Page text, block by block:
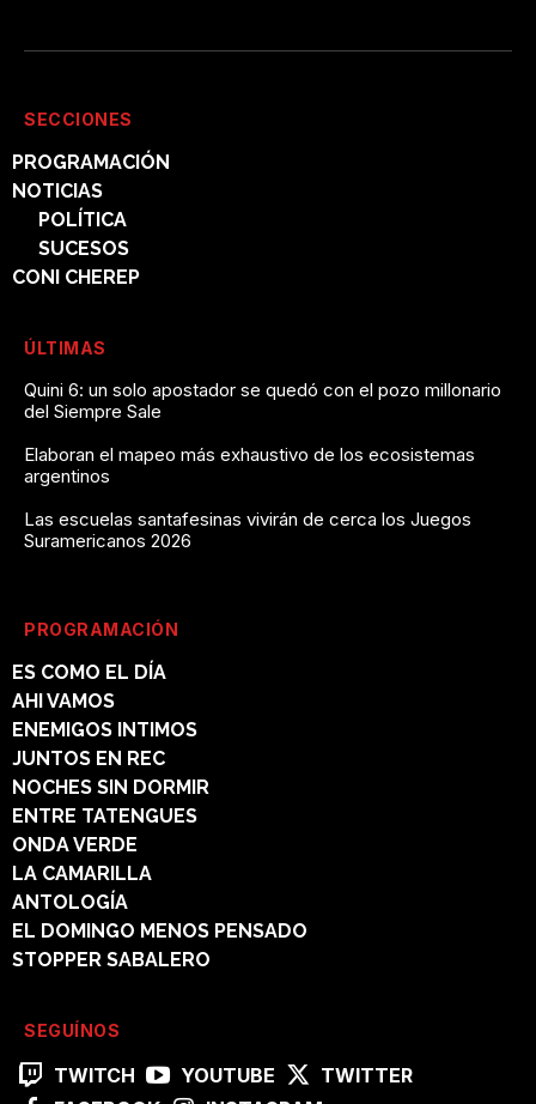
SECCIONES
PROGRAMACIÓN
NOTICIAS
POLÍTICA
SUCESOS
CONI CHEREP
ÚLTIMAS
Quini 6: un solo apostador se quedó con el pozo millonario
del Siempre Sale
Elaboran el mapeo más exhaustivo de los ecosistemas
argentinos
Las escuelas santafesinas vivirán de cerca los Juegos
Suramericanos 2026
PROGRAMACIÓN
ES COMO EL DÍA
AHI VAMOS
ENEMIGOS INTIMOS
JUNTOS EN REC
NOCHES SIN DORMIR
ENTRE TATENGUES
ONDA VERDE
LA CAMARILLA
ANTOLOGÍA
EL DOMINGO MENOS PENSADO
STOPPER SABALERO
SEGUÍNOS
TWITCH YOUTUBE
TWITTER